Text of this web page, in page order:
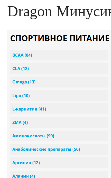
Dragon